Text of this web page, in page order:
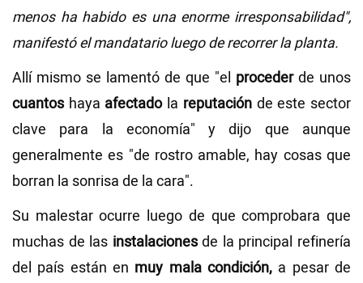
menos ha habido es una enorme irresponsabilidad",
manifestó el mandatario luego de recorrer la planta.
Allí mismo se lamentó de que "el proceder de unos
cuantos haya afectado la reputación de este sector
clave para la economía" y dijo que aunque
generalmente es "de rostro amable, hay cosas que
borran la sonrisa de la cara".
Su malestar ocurre luego de que comprobara que
muchas de las instalacionesde la principal refinería
del país están en muy mala condición, a pesar de